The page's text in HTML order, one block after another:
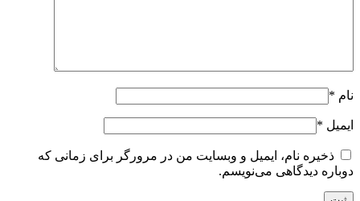
نام *
ایمیل *
ذخیره نام، ایمیل و وبسایت من در مرورگر برای زمانی که
دوباره دیدگاهی می‌نویسم.